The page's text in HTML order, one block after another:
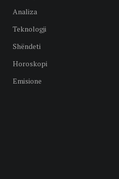
Analiza
Teknologji
Shëndeti
Horoskopi
Emisione